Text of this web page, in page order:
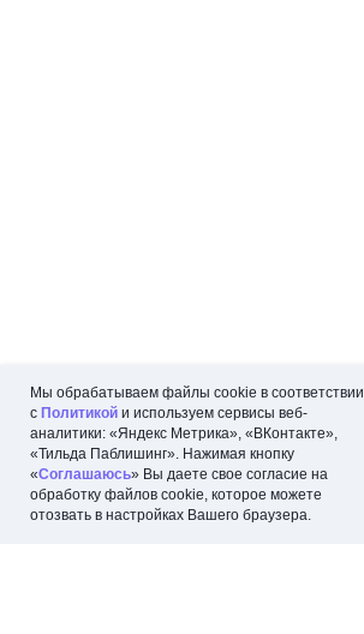
Мы обрабатываем файлы cookie в соответствии
с Политикой и используем сервисы веб-
аналитики: «Яндекс Метрика», «ВКонтакте»,
«Тильда Паблишинг». Нажимая кнопку
«Соглашаюсь» Вы даете свое согласие на
обработку файлов cookie, которое можете
отозвать в настройках Вашего браузера.